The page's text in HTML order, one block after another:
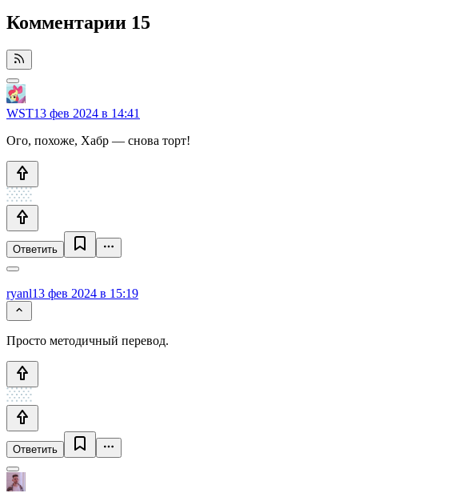
Комментарии 15
WST13 фев 2024 в 14:41
Ого, похоже, Хабр — снова торт!
Ответить
ryanl13 фев 2024 в 15:19
Просто методичный перевод.
Ответить